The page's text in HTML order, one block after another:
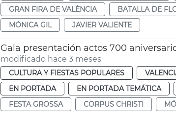
GRAN FIRA DE VALÈNCIA
BATALLA DE
MÓNICA GIL
JAVIER VALIENTE
Gala presentación actos 700
modificado hace 3 meses
CULTURA Y FIESTAS POPULARES
EN PORTADA
EN PORTADA TEMÁTICA
FESTA GROSSA
CORPUS CHRISTI